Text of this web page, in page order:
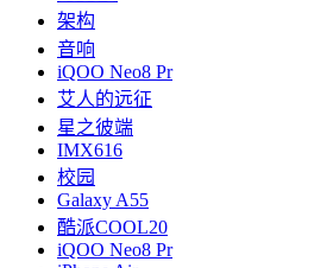
架构
音响
iQOO Neo8 Pr
艾人的远征
星之彼端
IMX616
校园
Galaxy A55
酷派COOL20
iQOO Neo8 Pr